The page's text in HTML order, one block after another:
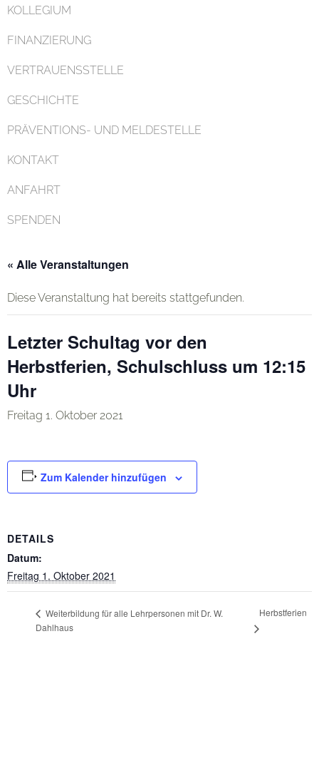
KOLLEGIUM
FINANZIERUNG
VERTRAUENSSTELLE
GESCHICHTE
PRÄVENTIONS- UND MELDESTELLE
KONTAKT
ANFAHRT
SPENDEN
« Alle Veranstaltungen
Diese Veranstaltung hat bereits stattgefunden.
Letzter Schultag vor den
Herbstferien, Schulschluss um 12:15
Uhr
Freitag 1. Oktober 2021
Zum Kalender hinzufügen
DETAILS
Datum:
Freitag 1. Oktober 2021
Weiterbildung für alle Lehrpersonen mit Dr. W.
Dahlhaus
Herbstferien